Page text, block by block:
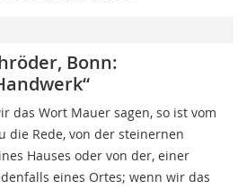
Bonn:
das Wort Mauer sagen, so ist vom
die Rede, von der steinernen
Hauses oder von der, einer
eines Ortes; wenn wir das